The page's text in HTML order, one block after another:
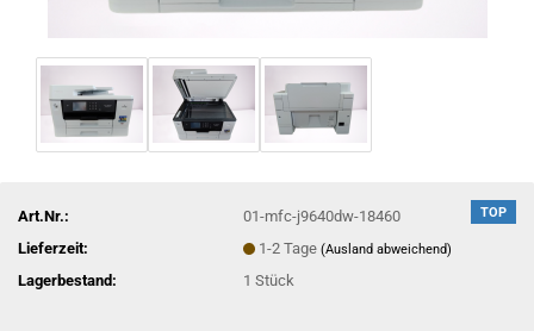
TOP
Art.Nr.:
01-mfc-j9640dw-18460
Lieferzeit:
1-2 Tage(Ausland abweichend)
Lagerbestand: 1Stück